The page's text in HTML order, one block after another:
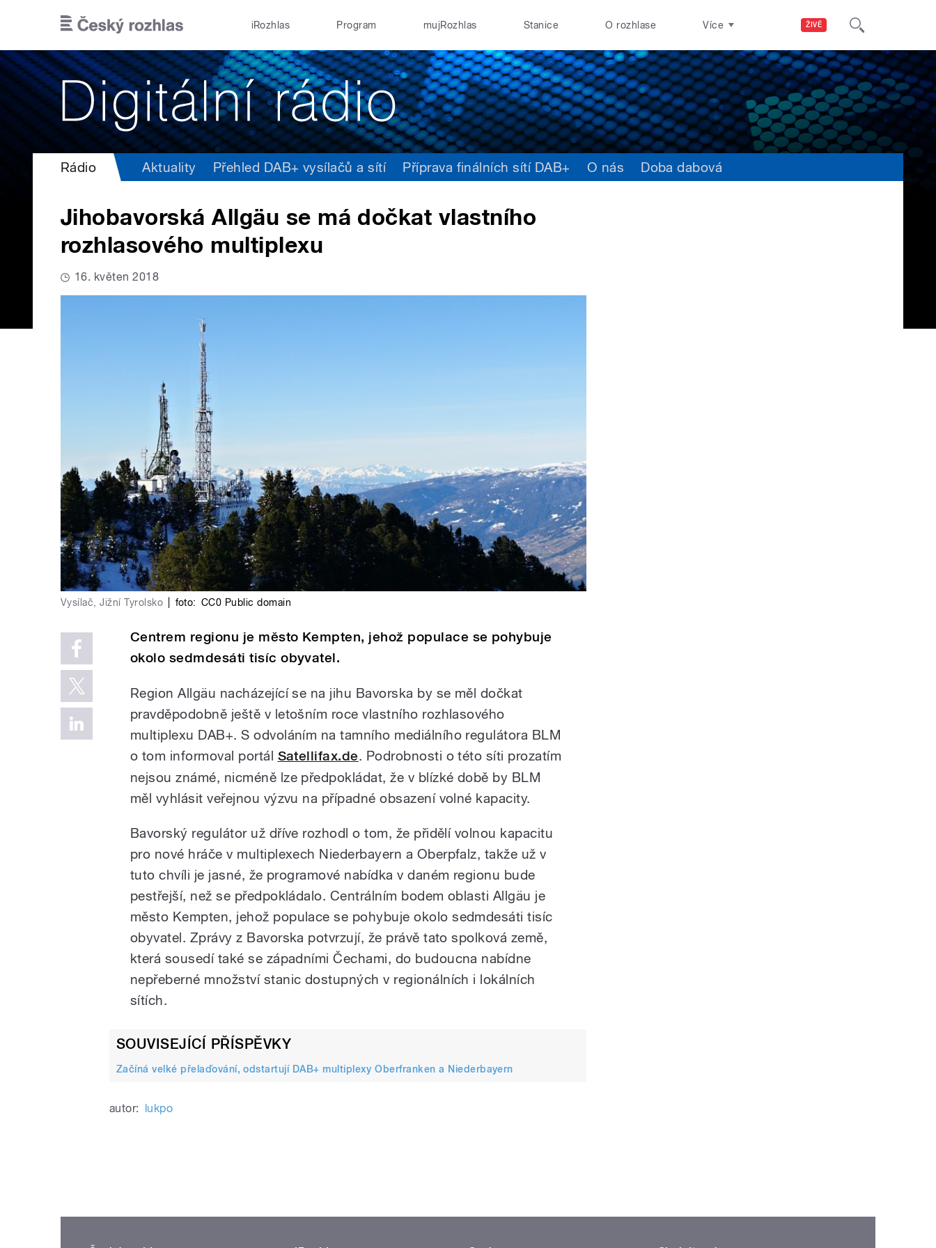
ŽIVĚ
iRozhlas Program mujRozhlas Stanice O rozhlase Více
Rádio Aktuality Přehled DAB+ vysílačů a sítí Příprava finálních sítí DAB+ O nás Doba dabová
Jihobavorská Allgäu se má dočkat vlastního
rozhlasového multiplexu
16. květen 2018
Vysílač, Jižní Tyrolsko foto: CC0 Public domain
Centrem regionu je město Kempten, jehož populace se pohybuje
okolo sedmdesáti tisíc obyvatel.
Region Allgäu nacházející se na jihu Bavorska by se měl dočkat
pravděpodobně ještě v letošním roce vlastního rozhlasového
multiplexu DAB+. S odvoláním na tamního mediálního regulátora BLM
o tom informoval portál Satellifax.de. Podrobnosti o této síti prozatím
nejsou známé, nicméně lze předpokládat, že v blízké době by BLM
měl vyhlásit veřejnou výzvu na případné obsazení volné kapacity.
Bavorský regulátor už dříve rozhodl o tom, že přidělí volnou kapacitu
pro nové hráče v multiplexech Niederbayern a Oberpfalz, takže už v
tuto chvíli je jasné, že programové nabídka v daném regionu bude
pestřejší, než se předpokládalo. Centrálním bodem oblasti Allgäu je
město Kempten, jehož populace se pohybuje okolo sedmdesáti tisíc
obyvatel. Zprávy z Bavorska potvrzují, že právě tato spolková země,
která sousedí také se západními Čechami, do budoucna nabídne
nepřeberné množství stanic dostupných v regionálních i lokálních
sítích.
SOUVISEJÍCÍ PŘÍSPĚVKY
Začíná velké přelaďování, odstartují DAB+ multiplexy Oberfranken a Niederbayern
autor: lukpo